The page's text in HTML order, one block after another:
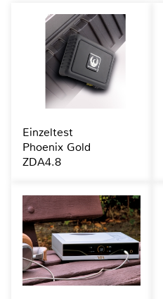
Einzeltest
Phoenix Gold
ZDA4.8